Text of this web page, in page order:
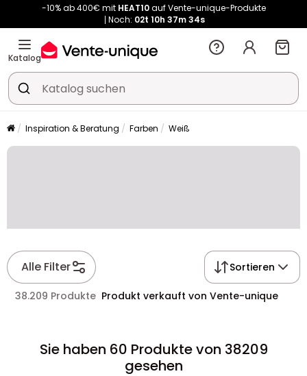
Noch:02t 10h 37m34s
Kauf-unique wird zu Vente-unique - Gleicher Shop, neuer Name!
-10% ab 400€ mit HEAT10 auf Vente-unique-Produkte
Noch:02t10h
Katalog
Inspiration & Beratung Farben Weiß
Alle Filter Sortieren
38.209 Produkte Produkt verkauft von Vente-unique
Sie haben 60 Produkte von 38209
gesehen